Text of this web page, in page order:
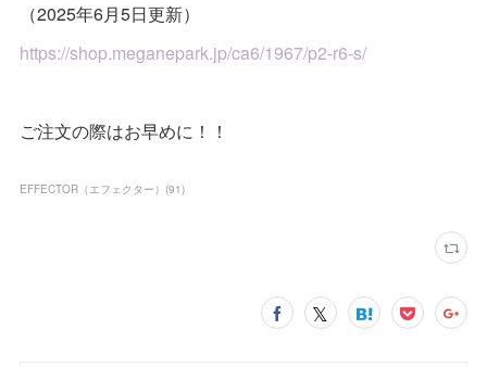
（2025年6月5日更新）
https://shop.meganepark.jp/ca6/1967/p2-r6-s/
ご注文の際はお早めに！！
EFFECTOR（エフェクター） (91)